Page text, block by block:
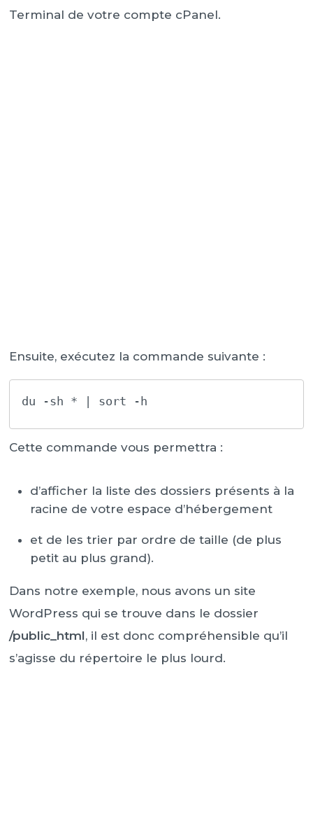
Terminal de votre compte cPanel.
Ensuite, exécutez la commande suivante :
du -sh * | sort -h
Cette commande vous permettra :
d’afficher la liste des dossiers présents à la
racine de votre espace d’hébergement
et de les trier par ordre de taille (de plus
petit au plus grand).
Dans notre exemple, nous avons un site
WordPress qui se trouve dans le dossier
/public_html, il est donc compréhensible qu’il
s’agisse du répertoire le plus lourd.